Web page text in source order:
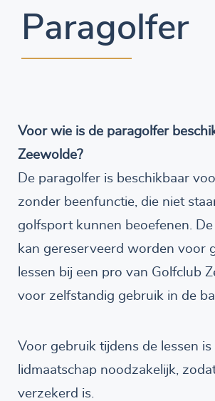
Paragolfer
Voor wie is de paragolfer
Zeewolde?
De paragolfer is beschikbaar
zonder beenfunctie, die niet
golfsport kunnen beoefenen.
kan gereserveerd worden voor
lessen bij een pro van Golfclub
voor zelfstandig gebruik in de
Voor gebruik tijdens de lessen
lidmaatschap noodzakelijk,
verzekerd is.